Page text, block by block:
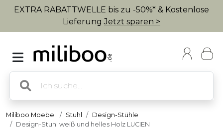
EXTRA RABATTWELLE bis zu -50%* & Kostenlose
LieferungJetzt sparen >
Miliboo Moebel Stuhl
Design-Stühle
Design-Stuhl weiß und helles Holz LUCIEN